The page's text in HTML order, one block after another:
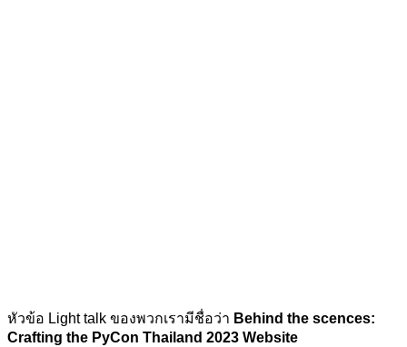
หัวข้อ Light talk ของพวกเรามีชื่อว่า Behind the scences:
Crafting the PyCon Thailand 2023 Website